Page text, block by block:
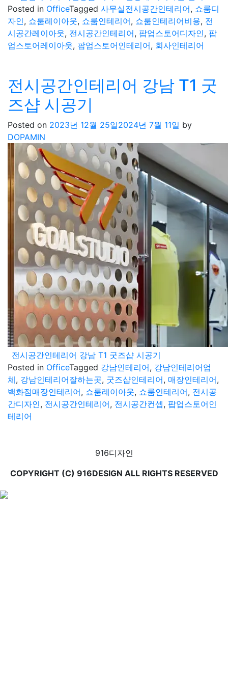
Posted in OfficeTagged 사무실전시공간인테리어, 쇼룸디
자인, 쇼룸레이아웃, 쇼룸인테리어, 쇼룸인테리어비용, 전
시공간레이아웃, 전시공간인테리어, 팝업스토어디자인, 팝
업스토어레이아웃, 팝업스토어인테리어, 회사인테리어
전시공간인테리어 강남 T1 굿
즈샵 시공기
Posted on 2023년 12월 25일2024년 7월 11일 by
DOPAMIN
전시공간인테리어 강남 T1 굿즈샵 시공기
Posted in OfficeTagged 강남인테리어, 강남인테리어업
체, 강남인테리어잘하는곳, 굿즈샵인테리어, 매장인테리어,
백화점매장인테리어, 쇼룸레이아웃, 쇼룸인테리어, 전시공
간디자인, 전시공간인테리어, 전시공간컨셉, 팝업스토어인
테리어
916디자인
COPYRIGHT (C) 916DESIGN ALL RIGHTS RESERVED